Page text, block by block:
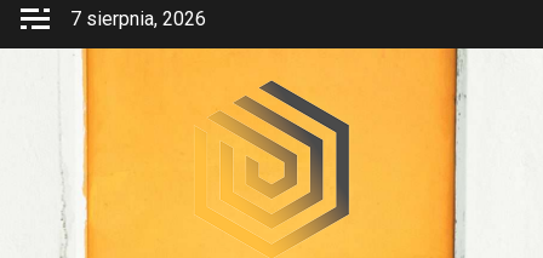
Przejdź
7 sierpnia, 2026